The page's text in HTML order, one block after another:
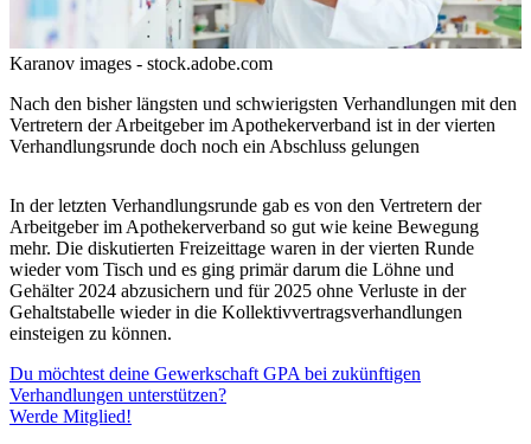
Karanov images - stock.adobe.com
Nach den bisher längsten und schwierigsten Verhandlungen mit den
Vertretern der Arbeitgeber im Apothekerverband ist in der vierten
Verhandlungsrunde doch noch ein Abschluss gelungen
In der letzten Verhandlungsrunde gab es von den Vertretern der
Arbeitgeber im Apothekerverband so gut wie keine Bewegung
mehr. Die diskutierten Freizeittage waren in der vierten Runde
wieder vom Tisch und es ging primär darum die Löhne und
Gehälter 2024 abzusichern und für 2025 ohne Verluste in der
Gehaltstabelle wieder in die Kollektivvertragsverhandlungen
einsteigen zu können.
Du möchtest deine Gewerkschaft GPA bei zukünftigen
Verhandlungen unterstützen?
Werde Mitglied!